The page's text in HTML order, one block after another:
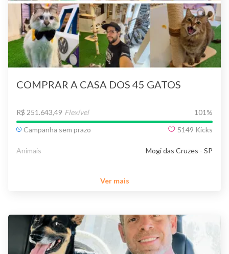
COMPRAR A CASA DOS 45 GATOS
R$ 251.643,49 Flexível 101 %
Campanha sem prazo
5149 Kicks
Animais Mogi das Cruzes - SP
Ver mais